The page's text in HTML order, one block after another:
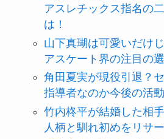
アスレチックス指名の
は！
山下真瑚は可愛いだけ
アスケート界の注目の
角田夏実が現役引退？
指導者なのか今後の活動
竹内柊平が結婚した相
人柄と馴れ初めをリサー